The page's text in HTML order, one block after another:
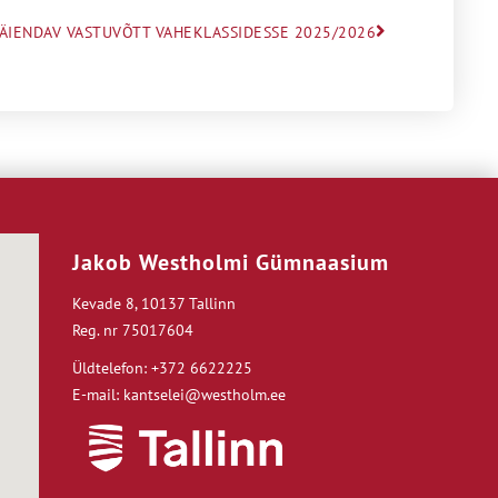
VASTUVÕTT VAHEKLASSIDESSE 2025/2026
Jakob Westholmi Gümnaasium
Kevade 8, 10137 Tallinn
Reg. nr 75017604
Üldtelefon: +372 6622225
E-mail: kantselei@westholm.ee